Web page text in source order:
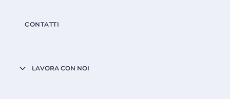
CONTATTI
LAVORA CON NOI